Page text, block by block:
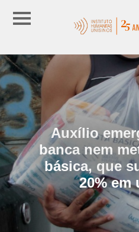
Auxílio
banca nem
básica, que
20% em